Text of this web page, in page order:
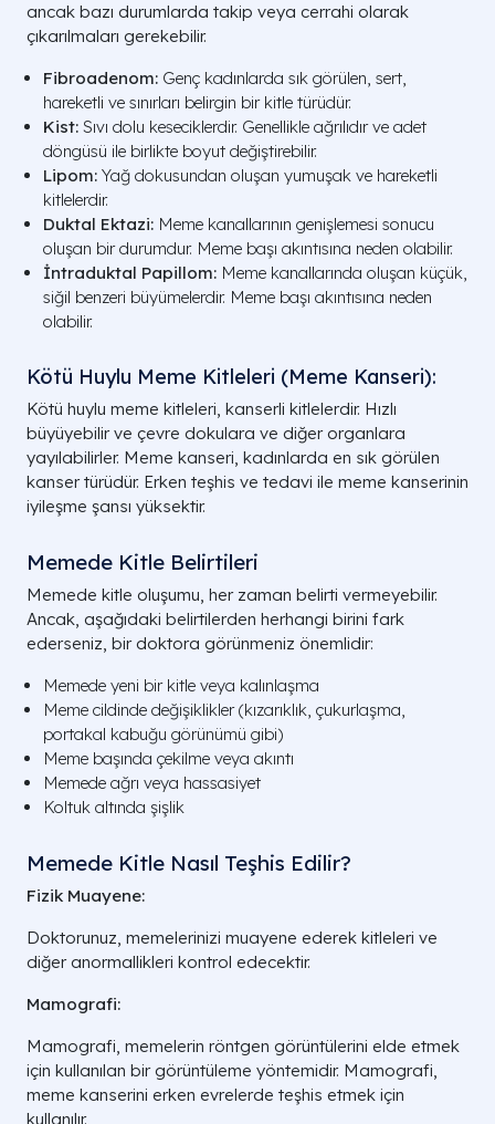
ancak bazı durumlarda takip veya cerrahi olarak
çıkarılmaları gerekebilir.
Fibroadenom: Genç kadınlarda sık görülen, sert,
hareketli ve sınırları belirgin bir kitle türüdür.
Kist: Sıvı dolu keseciklerdir. Genellikle ağrılıdır ve adet
döngüsü ile birlikte boyut değiştirebilir.
Lipom: Yağ dokusundan oluşan yumuşak ve hareketli
kitlelerdir.
Duktal Ektazi: Meme kanallarının genişlemesi sonucu
oluşan bir durumdur. Meme başı akıntısına neden olabilir.
İntraduktal Papillom: Meme kanallarında oluşan küçük,
siğil benzeri büyümelerdir. Meme başı akıntısına neden
olabilir.
Kötü Huylu Meme Kitleleri (Meme Kanseri):
Kötü huylu meme kitleleri, kanserli kitlelerdir. Hızlı
büyüyebilir ve çevre dokulara ve diğer organlara
yayılabilirler. Meme kanseri, kadınlarda en sık görülen
kanser türüdür. Erken teşhis ve tedavi ile meme kanserinin
iyileşme şansı yüksektir.
Memede Kitle Belirtileri
Memede kitle oluşumu, her zaman belirti vermeyebilir.
Ancak, aşağıdaki belirtilerden herhangi birini fark
ederseniz, bir doktora görünmeniz önemlidir:
Memede yeni bir kitle veya kalınlaşma
Meme cildinde değişiklikler (kızarıklık, çukurlaşma,
portakal kabuğu görünümü gibi)
Meme başında çekilme veya akıntı
Memede ağrı veya hassasiyet
Koltuk altında şişlik
Memede Kitle Nasıl Teşhis Edilir?
Fizik Muayene:
Doktorunuz, memelerinizi muayene ederek kitleleri ve
diğer anormallikleri kontrol edecektir.
Mamografi:
Mamografi, memelerin röntgen görüntülerini elde etmek
için kullanılan bir görüntüleme yöntemidir. Mamografi,
meme kanserini erken evrelerde teşhis etmek için
kullanılır.